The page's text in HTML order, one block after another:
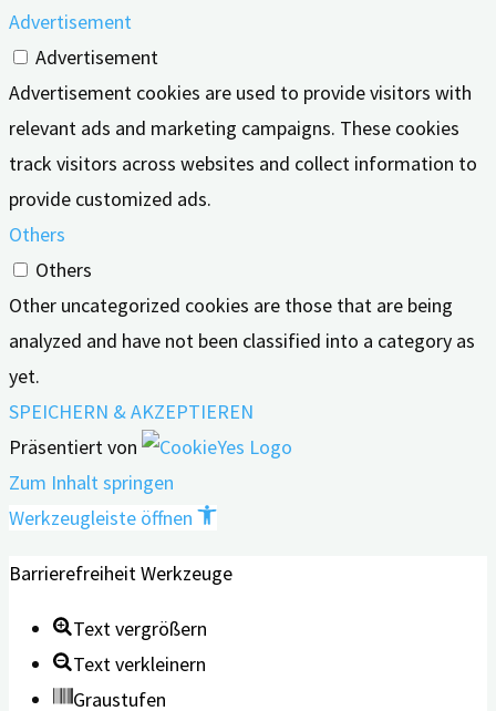
Advertisement
Advertisement
Advertisement cookies are used to provide visitors with
relevant ads and marketing campaigns. These cookies
track visitors across websites and collect information to
provide customized ads.
Others
Others
Other uncategorized cookies are those that are being
analyzed and have not been classified into a category as
yet.
SPEICHERN & AKZEPTIEREN
Präsentiert von
Zum Inhalt springen
Werkzeugleiste öffnen
Barrierefreiheit Werkzeuge
Text vergrößern
Text verkleinern
Graustufen